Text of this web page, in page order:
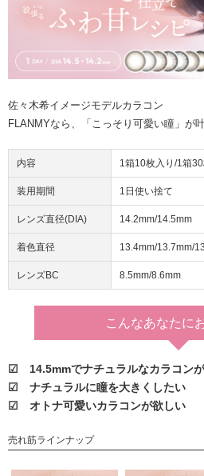
佐々木希イメージモデルカラコン
FLANMYなら、「こっそり可愛い瞳」が叶
内容 1箱10枚入り/1箱30
装用期間 1日使い捨て
レンズ直径(DIA) 14.2mm/14.5mm
着色直径 13.4mm/13.7mm/
レンズBC 8.5mm/8.6mm
こんなあなたに
☑ 14.5mmでナチュラルなカラコン
☑ ナチュラルに瞳を大きくしたい
☑ オトナ可愛いカラコンが欲しい
売れ筋ラインナップ